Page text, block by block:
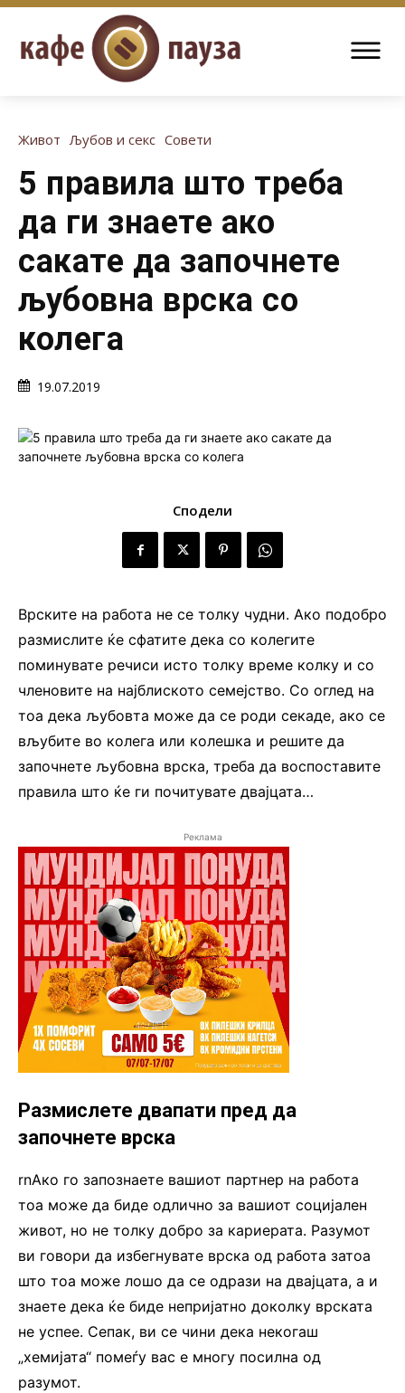
Живот Љубов и секс Совети
5 правила што треба
да ги знаете ако
сакате да започнете
љубовна врска со
колега
19.07.2019
Сподели
Врските на работа не се толку чудни. Ако подобро
размислите ќе сфатите дека со колегите
поминувате речиси исто толку време колку и со
членовите на најблиското семејство. Со оглед на
тоа дека љубовта може да се роди секаде, ако се
вљубите во колега или колешка и решите да
започнете љубовна врска, треба да воспоставите
правила што ќе ги почитувате двајцата…
Реклама
Размислете двапати пред да
започнете врска
rnАко го запознаете вашиот партнер на работа
тоа може да биде одлично за вашиот социјален
живот, но не толку добро за кариерата. Разумот
ви говори да избегнувате врска од работа затоа
што тоа може лошо да се одрази на двајцата, а и
знаете дека ќе биде непријатно доколку врската
не успее. Сепак, ви се чини дека некогаш
„хемијата“ помеѓу вас е многу посилна од
разумот.